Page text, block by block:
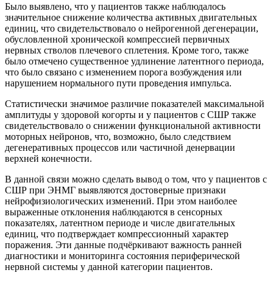
Было выявлено, что у пациентов также наблюдалось
значительное снижение количества активных двигательных
единиц, что свидетельствовало о нейрогенной дегенерации,
обусловленной хронической компрессией первичных
нервных стволов плечевого сплетения. Кроме того, также
было отмечено существенное удлинение латентного периода,
что было связано с изменением порога возбуждения или
нарушением нормального пути проведения импульса.
Статистически значимое различие показателей максимальной
амплитуды у здоровой когорты и у пациентов с СШР также
свидетельствовало о снижении функциональной активности
моторных нейронов, что, возможно, было следствием
дегенеративных процессов или частичной денервации
верхней конечности.
В данной связи можно сделать вывод о том, что у пациентов с
СШР при ЭНМГ выявляются достоверные признаки
нейрофизиологических изменений. При этом наиболее
выраженные отклонения наблюдаются в сенсорных
показателях, латентном периоде и числе двигательных
единиц, что подтверждает компрессионный характер
поражения. Эти данные подчёркивают важность ранней
диагностики и мониторинга состояния периферической
нервной системы у данной категории пациентов.